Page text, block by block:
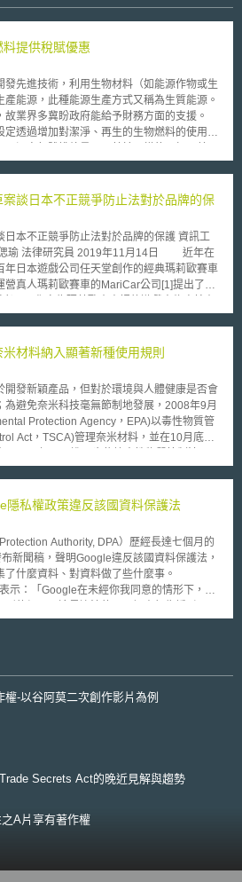
提供稅賦優惠
先進技術，利用生物材料（如能源作物或生
能源，此種能源生產方式又稱為生質能源。
業界多冀盼政府能給予財務方面的支援。
透過增加對潔淨、再生的生物燃料的使用，
Committee）最近更提出了能源進化
進生物燃料的生產與使用。 EAIA特
（cellulosic biomass）來生產生物燃料之
（production credit），與此同時並擴大既
適用範圍。這兩大租稅優惠是為了鼓勵企業
，儘快使生物燃料可以供應市場所需達到10
談日本不正競爭防止法對於品牌的保
不正競爭防止法對於品牌的保護 資訊工
律研究員 2019年11月14日 近年在
年日本遊戲公司任天堂創作的經典瑪莉歐賽車
真人瑪莉歐賽車的MariCar公司[1]提出了
MariCar公司招攬不少客源。任天堂公司早在
中譯：瑪莉車，以下同）提出異議，惟受到
之行為，主張違反不正競爭防止法，並向東京
地方法院之認同。以下就任天堂與MariCar公
自家品牌之方式－對於主張商標權保護品牌
壹、事件背景 2016年任
當於我國智慧財產局）提出異議，要求撤銷
大眾廣為認識之名稱「マリオカート」（中
地方法院對MariCar公司提起告訴，控告
有三：一係MariCar的公司名稱近似瑪莉歐賽
堂公司授權的狀況下，租借瑪莉歐賽車角色
司在日本境內觀光熱門景點，利用真人版瑪
象的圖像作為宣傳手段，有讓消費者產生
之疑慮[2]。 經過近十八個月的
9月27日公開第6293號判決任天堂公司之主
莉歐賽車遊戲人物形象近似的服裝。
服此判決內容，同時向東京智財高等法院提
擴大禁止MariCar公司使用「MariCar」作
千萬日幣提高到五千萬日幣[4]。由於東京智
[5]
マリカー」，註冊指定於第12類「車輛與其
類「廣告、業務管理或運營、業務處理，及
材料納入顯著新種使用規則
發新穎產品，但對於環境與人體健康是否會
避免奈米科技毫無節制地發展，2008年9月
Protection Agency，EPA)以毒性物質管
Act，TSCA)管理奈米材料，並在10月底考
New Use Rule，SNUR)」，將以
而言，化學物質如未列
；而顯著新種使用規則以指定特殊新種化
通知制度，要求業界針對製造、加工、銷售
施。申言之，關於前述兩項奈米物質，一旦
活動，業者即應於正式進行製造前之90天先
者是否符合相關條件要求，否則得予以禁止
暴露程度尚屬輕微；因此，針對該等奈米材
及審查作業，可能會對於業者後續之生產製造
正著眼於環境、健康與安全議題，逐漸採取
隱私權政策違反該國資料保護法
Authority, DPA）歷經長達七個月的
新聞稿，聲明Google違反該國資料保護法，
什麼資料、對資料做了些什麼事。
示：「Google在未經你我同意的情形下，對
年一場訪談中所說的話：「你不用鍵入
人資料加以合併，如搜尋記錄、所在位置及
戶同意或拒絕的選項。依照荷蘭資料保護法
針對DPA的聲明，Google回應他們已經提
太可能在聽證過後改變心意。以先前Google
面臨高達1佰萬歐元的罰鍰。
-以谷阿莫二次創作影片為例
Secrets Act的晚近見解與趨勢
A片享有著作權